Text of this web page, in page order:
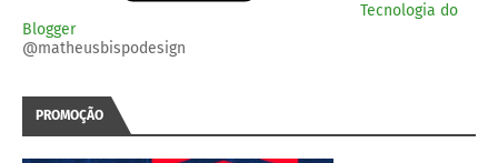
Tecnologia do
Blogger
@matheusbispodesign
PROMOÇÃO